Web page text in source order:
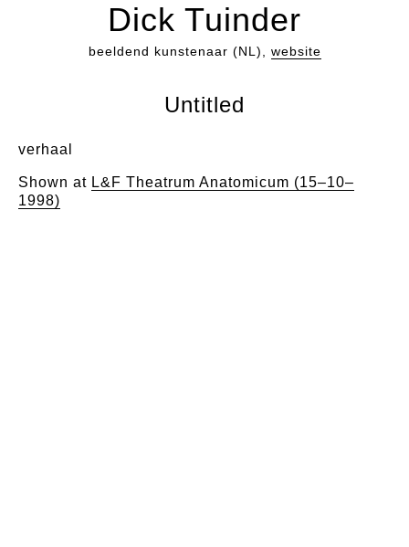
Dick Tuinder
beeldend kunstenaar (NL), website
Untitled
verhaal
Shown at L&F Theatrum Anatomicum (15–10–
1998)